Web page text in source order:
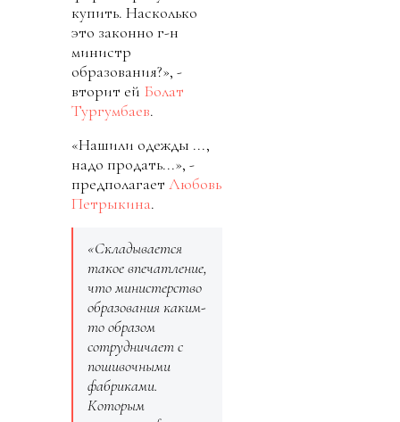
купить. Насколько
это законно г-н
министр
образования?», -
вторит ей Болат
Тургумбаев.
«Нашили одежды ...,
надо продать...», -
предполагает Любовь
Петрыкина.
«Складывается
такое впечатление,
что министерство
образования каким-
то образом
сотрудничает с
пошивочными
фабриками.
Которым